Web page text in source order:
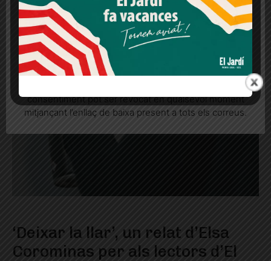
‘Deixar la llar’, un relat d’Elsa
Corominas per als lectors d’El
Més informació Acceptar Rebutjar tot
Quan l’usuari crea un compte al Diari el Jardí, dona el
seu consentiment explícit per rebre comunicacions
consentiment pot ser revocat en qualsevol moment
mitjançant l’enllaç de baixa present a tots els correus.